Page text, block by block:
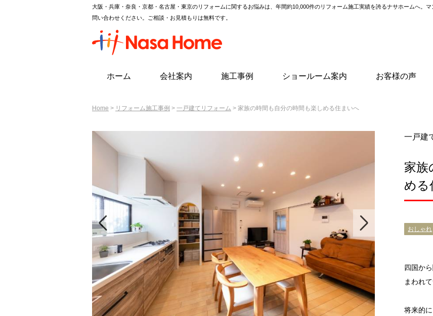
大阪・兵庫・奈良・京都・名古屋・東京のリフォームに関するお悩みは、年間約10,000件のリフォーム施工実績を誇るナサホームへ。
問い合わせください。ご相談・お見積もりは無料です。
ホーム 会社案内 施工事例 ショールーム案内 お客様の声
Home > リフォーム施工事例 > 一戸建てリフォーム > 家族の時間も自分の時間も楽しめる住まいへ
一戸建
家族
める
おしゃれ
四国か
まわれ
将来的